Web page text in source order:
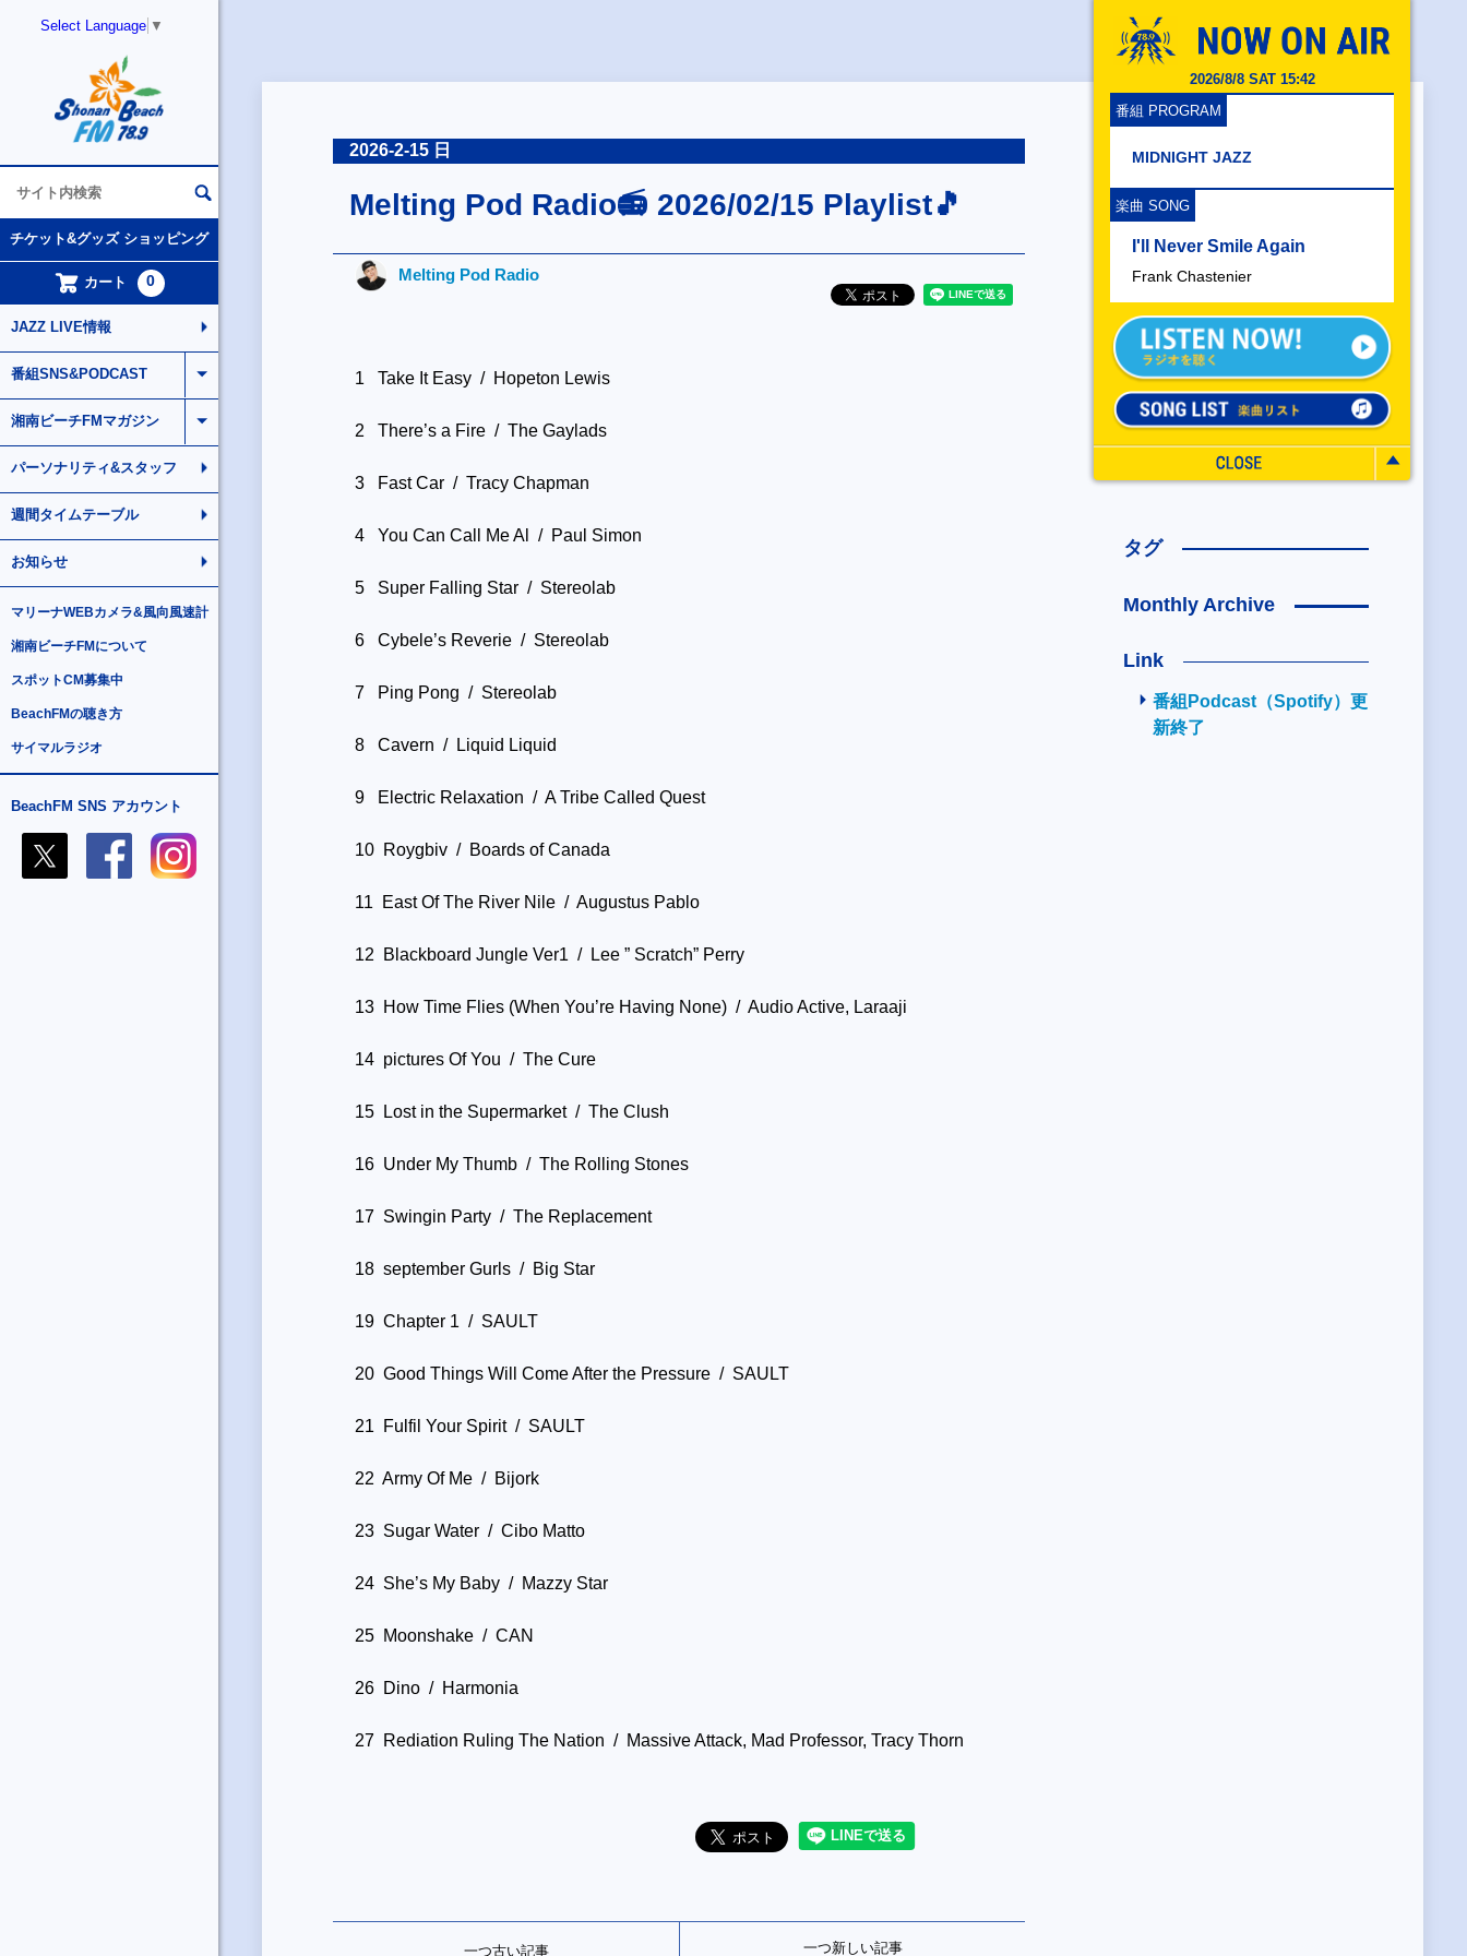
Select Language ▼
2026/8/8 SAT 15:42
番組 PROGRAM
MIDNIGHT JAZZ
楽曲 SONG
I'll Never Smile Again
Frank Chastenier
チケット&グッズ ショッピング
カート 0
JAZZ LIVE情報
番組SNS&PODCAST
湘南ビーチFMマガジン
パーソナリティ&スタッフ
週間タイムテーブル
お知らせ
マリーナWEBカメラ&風向風速計
湘南ビーチFMについて
スポットCM募集中
BeachFMの聴き方
サイマルラジオ
BeachFM SNS アカウント
2026-2-15 日
Melting Pod Radio📻 2026/02/15 Playlist🎵
Melting Pod Radio
1 Take It Easy / Hopeton Lewis
2 There’s a Fire / The Gaylads
3 Fast Car / Tracy Chapman
4 You Can Call Me Al / Paul Simon
5 Super Falling Star / Stereolab
6 Cybele’s Reverie / Stereolab
7 Ping Pong / Stereolab
8 Cavern / Liquid Liquid
9 Electric Relaxation / A Tribe Called Quest
10 Roygbiv / Boards of Canada
11 East Of The River Nile / Augustus Pablo
12 Blackboard Jungle Ver1 / Lee ” Scratch” Perry
13 How Time Flies (When You’re Having None) / Audio Active, Laraaji
14 pictures Of You / The Cure
15 Lost in the Supermarket / The Clush
16 Under My Thumb / The Rolling Stones
17 Swingin Party / The Replacement
18 september Gurls / Big Star
19 Chapter 1 / SAULT
20 Good Things Will Come After the Pressure / SAULT
21 Fulfil Your Spirit / SAULT
22 Army Of Me / Bijork
23 Sugar Water / Cibo Matto
24 She’s My Baby / Mazzy Star
25 Moonshake / CAN
26 Dino / Harmonia
27 Rediation Ruling The Nation / Massive Attack, Mad Professor, Tracy Thorn
一つ古い記事 一つ新しい記事
タグ
Monthly Archive
Link
番組Podcast（Spotify）更
新終了